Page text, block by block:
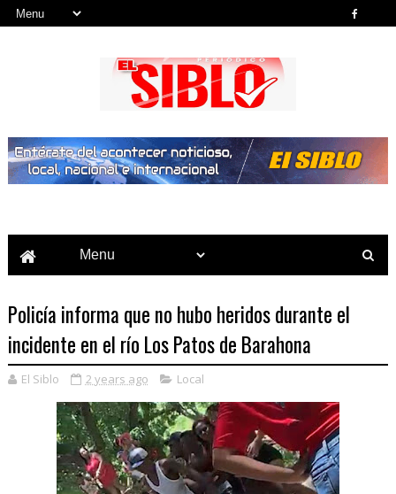
Policía informa que no hubo heridos durante el
incidente en el río Los Patos de Barahona
El Siblo 2 years ago Local